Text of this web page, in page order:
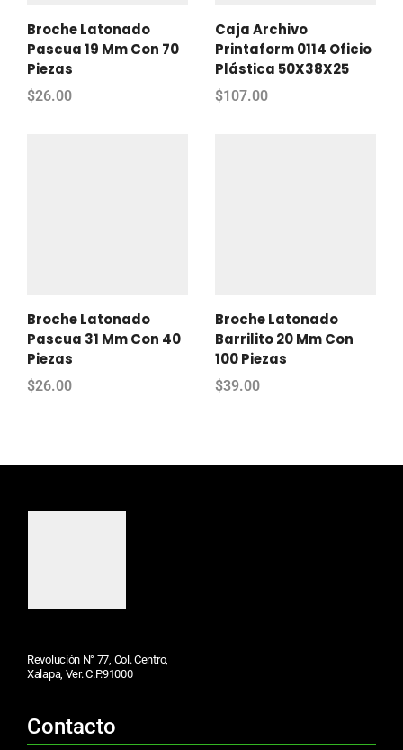
Broche Latonado
Pascua 19 Mm Con 70
Piezas
$26.00
Caja Archivo
Printaform 0114 Oficio
Plástica 50X38X25
$107.00
Broche Latonado
Pascua 31 Mm Con 40
Piezas
$26.00
Broche Latonado
Barrilito 20 Mm Con
100 Piezas
$39.00
Revolución N° 77, Col. Centro,
Xalapa, Ver. C.P.91000
Contacto